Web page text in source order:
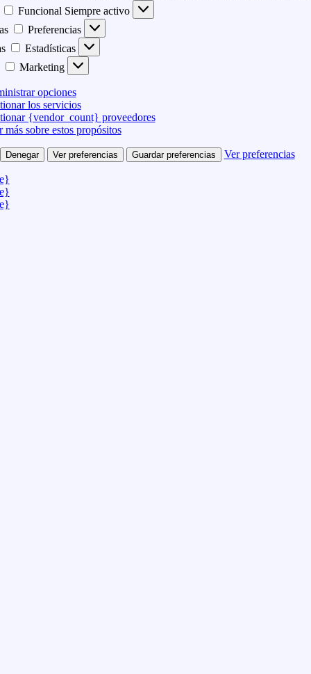
Funcional Siempre activo
Preferencias
Estadísticas
Marketing
opciones
los servicios
{vendor_count} proveedores
más sobre estos propósitos
Denegar Ver preferencias Guardar preferencias Ver preferencias